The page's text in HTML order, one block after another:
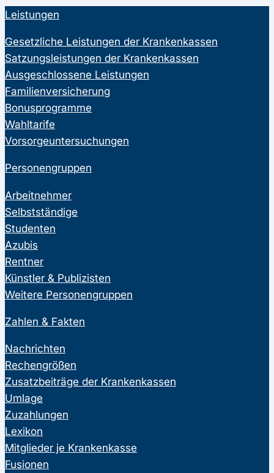
Leistungen
Gesetzliche Leistungen der Krankenkassen
Satzungsleistungen der Krankenkassen
Ausgeschlossene Leistungen
Familienversicherung
Bonusprogramme
Wahltarife
Vorsorgeuntersuchungen
Personengruppen
Arbeitnehmer
Selbstständige
Studenten
Azubis
Rentner
Künstler & Publizisten
Weitere Personengruppen
Zahlen & Fakten
Nachrichten
Rechengrößen
Zusatzbeiträge der Krankenkassen
Umlage
Zuzahlungen
Lexikon
Mitglieder je Krankenkasse
Fusionen